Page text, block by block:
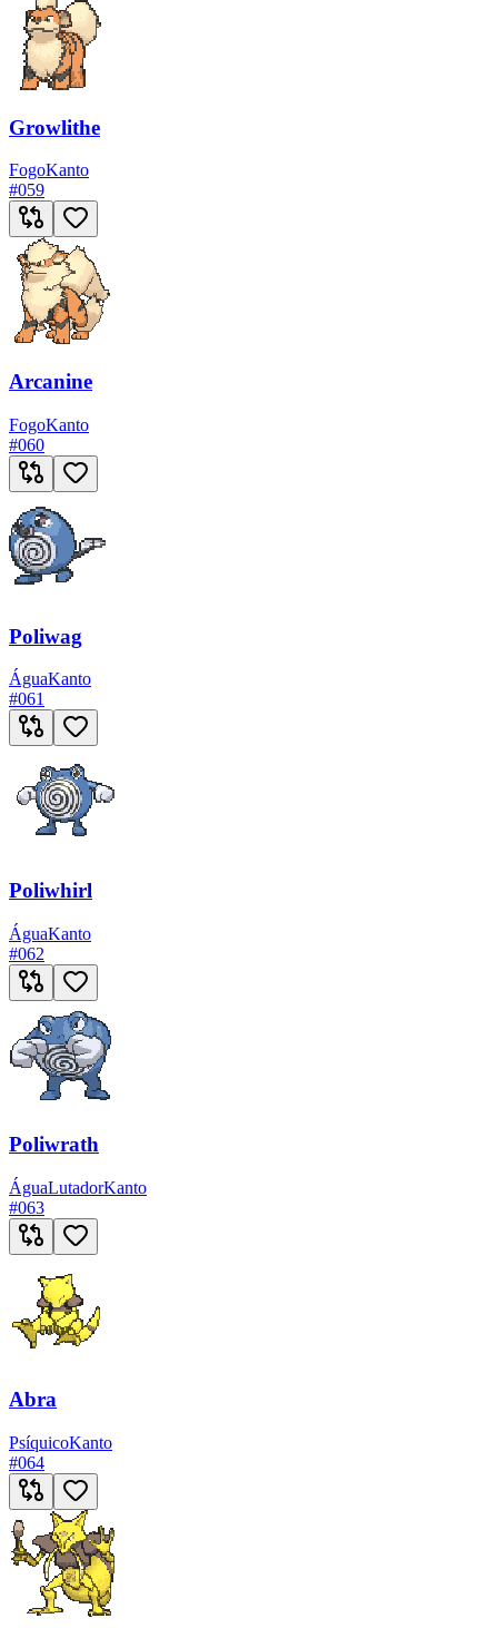
Growlithe
FogoKanto
#059
Arcanine
FogoKanto
#060
Poliwag
ÁguaKanto
#061
Poliwhirl
ÁguaKanto
#062
Poliwrath
ÁguaLutadorKanto
#063
Abra
PsíquicoKanto
#064